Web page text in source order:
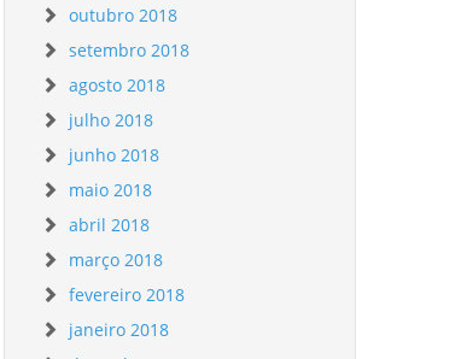
outubro 2018
setembro 2018
agosto 2018
julho 2018
junho 2018
maio 2018
abril 2018
março 2018
fevereiro 2018
janeiro 2018